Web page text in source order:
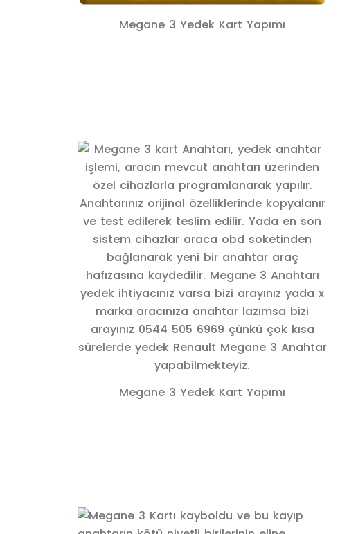
Megane 3 Yedek Kart Yapımı
Megane 3 Yedek Kart Yapımı